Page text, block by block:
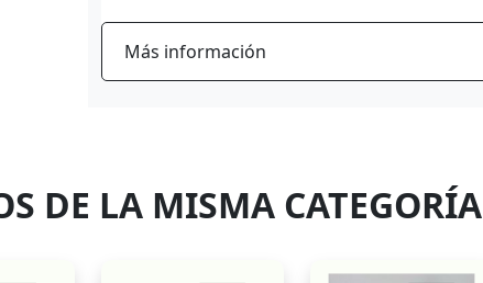
Más información
DE LA MISMA CATEGORÍA